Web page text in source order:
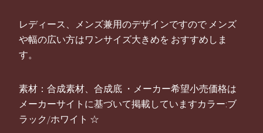
レディース、メンズ兼用のデザインですので メンズ
や幅の広い方はワンサイズ大きめを おすすめしま
す。
素材：合成素材、合成底 ・メーカー希望小売価格は
メーカーサイトに基づいて掲載していますカラー:ブ
ラック/ホワイト ☆